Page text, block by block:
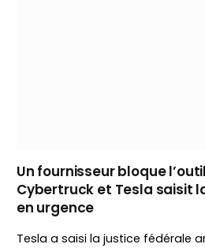
Un fournisseur bloque
Cybertruck et Tesla saisit
en urgence
Tesla a saisi la justice fédérale